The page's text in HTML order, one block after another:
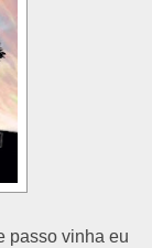
passo vinha eu